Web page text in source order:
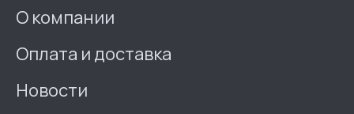
О компании
Оплата и доставка
Новости